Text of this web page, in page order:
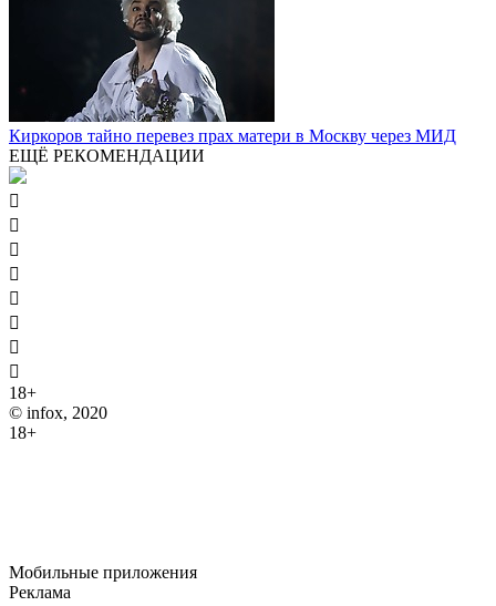
Киркоров тайно перевез прах матери в Москву через МИД
ЕЩЁ РЕКОМЕНДАЦИИ








18+
© infox, 2020
18+
Мобильные приложения
Реклама